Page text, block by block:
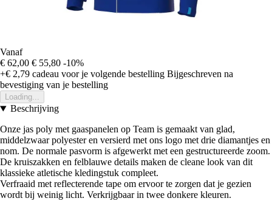
Vanaf
€ 62,00 € 55,80 -10%
+€ 2,79 cadeau voor je volgende bestelling Bijgeschreven na
bevestiging van je bestelling
Loading...
Beschrijving
Onze jas poly met gaaspanelen op Team is gemaakt van glad,
middelzwaar polyester en versierd met ons logo met drie diamantjes en
nom. De normale pasvorm is afgewerkt met een gestructureerde zoom.
De kruiszakken en felblauwe details maken de cleane look van dit
klassieke atletische kledingstuk compleet.
Verfraaid met reflecterende tape om ervoor te zorgen dat je gezien
wordt bij weinig licht. Verkrijgbaar in twee donkere kleuren.